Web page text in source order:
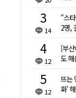
14
"스
2명,
12
[부
도 해
12
뜨는
화'